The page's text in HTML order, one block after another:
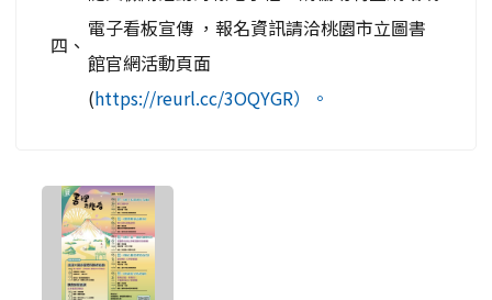
四、
電子看板宣傳 ，報名資訊請洽桃園市立圖書
館官網活動頁面
(https://reurl.cc/3OQYGR）。